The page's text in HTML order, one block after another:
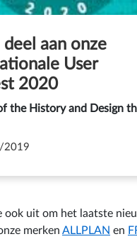
deel aan onze
User
2020
the History and Design
2019
ook uit om het laatste
merken ALLPLAN en